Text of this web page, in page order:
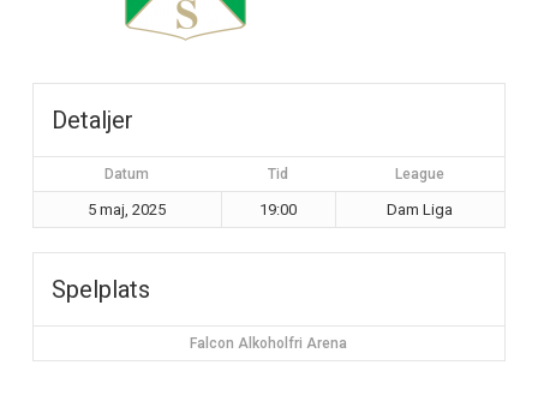
Detaljer
Datum Tid League
5 maj, 2025 19:00 Dam Liga
Spelplats
Falcon Alkoholfri Arena